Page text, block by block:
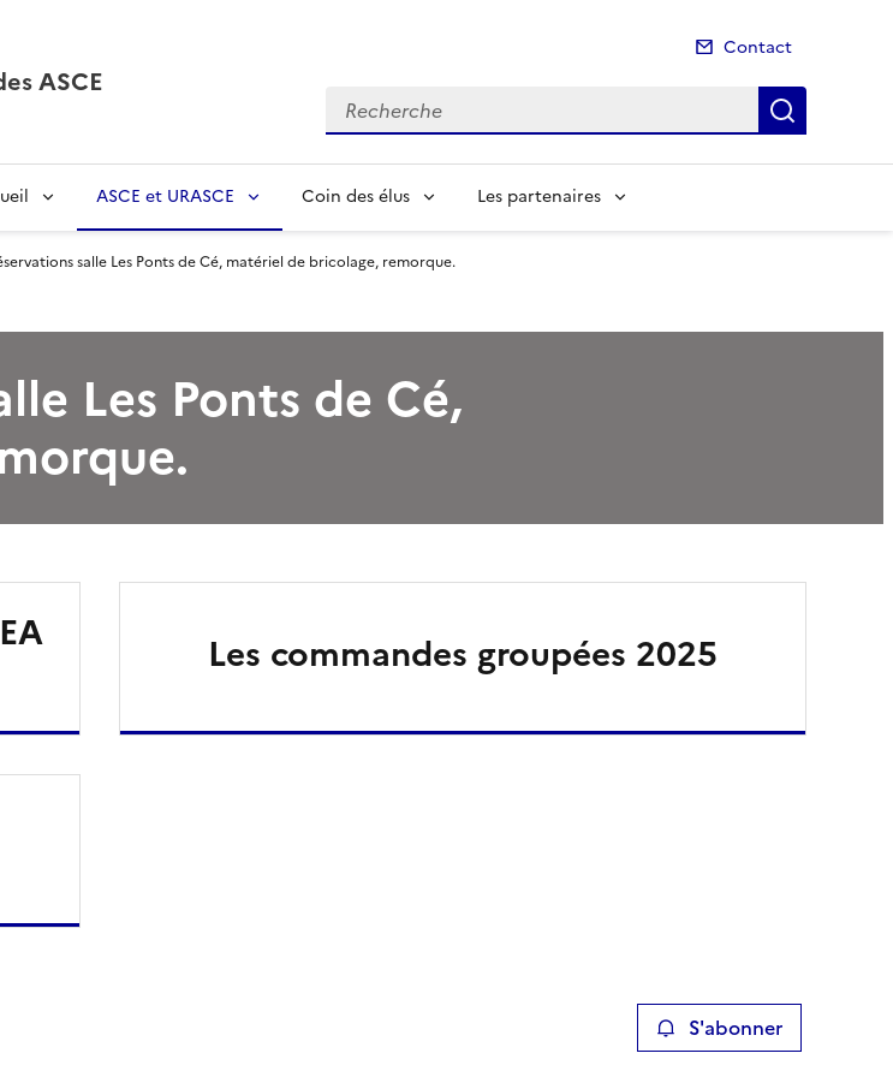
ASCE
Contact
Recherche
ASCE et URASCE Coin des élus Les partenaires
salle Les Ponts de Cé, matériel de bricolage, remorque.
Les Ponts de Cé,
Les commandes groupées 2025
S'abonner